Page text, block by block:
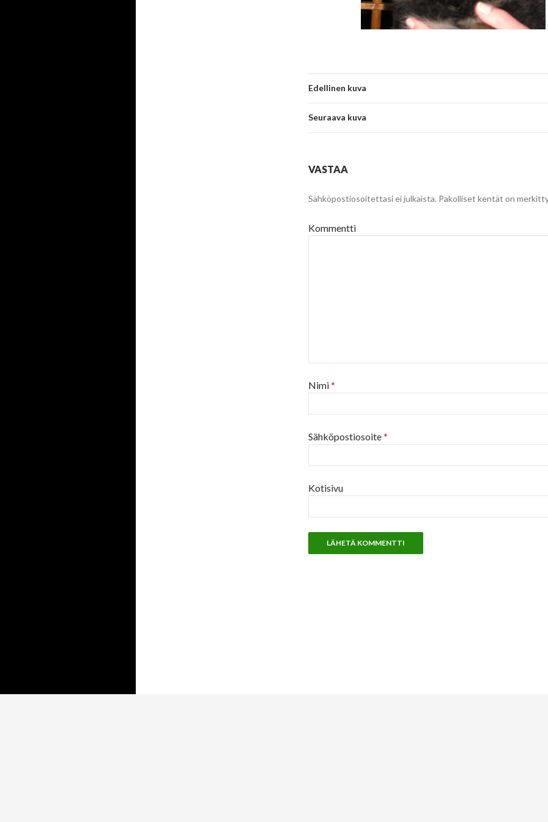
Edellinen kuva
Seuraava kuva
VASTAA
Sähköpostiosoitettasi ei julkaista. Pakolliset kentät on
Kommentti
Nimi*
Sähköpostiosoite*
Kotisivu